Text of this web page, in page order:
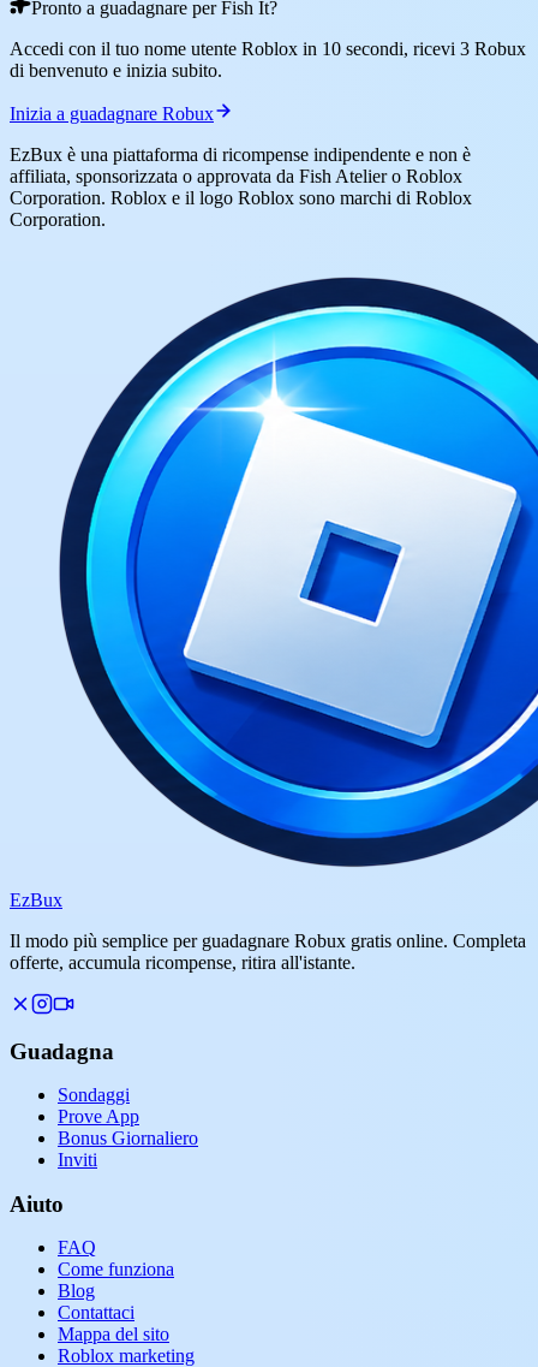
Pronto a guadagnare per Fish It?
Accedi con il tuo nome utente Roblox in 10 secondi, ricevi 3 Robux
di benvenuto e inizia subito.
Inizia a guadagnare Robux
EzBux è una piattaforma di ricompense indipendente e non è
affiliata, sponsorizzata o approvata da Fish Atelier o Roblox
Corporation. Roblox e il logo Roblox sono marchi di Roblox
Corporation.
EzBux
Il modo più semplice per guadagnare Robux gratis online. Completa
offerte, accumula ricompense, ritira all'istante.
Guadagna
Sondaggi
Prove App
Bonus Giornaliero
Inviti
Aiuto
FAQ
Come funziona
Blog
Contattaci
Mappa del sito
Roblox marketing